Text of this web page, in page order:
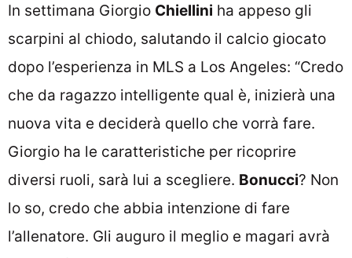
In settimana Giorgio Chiellini ha appeso gli
scarpini al chiodo, salutando il calcio giocato
dopo l’esperienza in MLS a Los Angeles: “Credo
che da ragazzo intelligente qual è, inizierà una
nuova vita e deciderà quello che vorrà fare.
Giorgio ha le caratteristiche per ricoprire
diversi ruoli, sarà lui a scegliere. Bonucci? Non
lo so, credo che abbia intenzione di fare
l’allenatore. Gli auguro il meglio e magari avrà